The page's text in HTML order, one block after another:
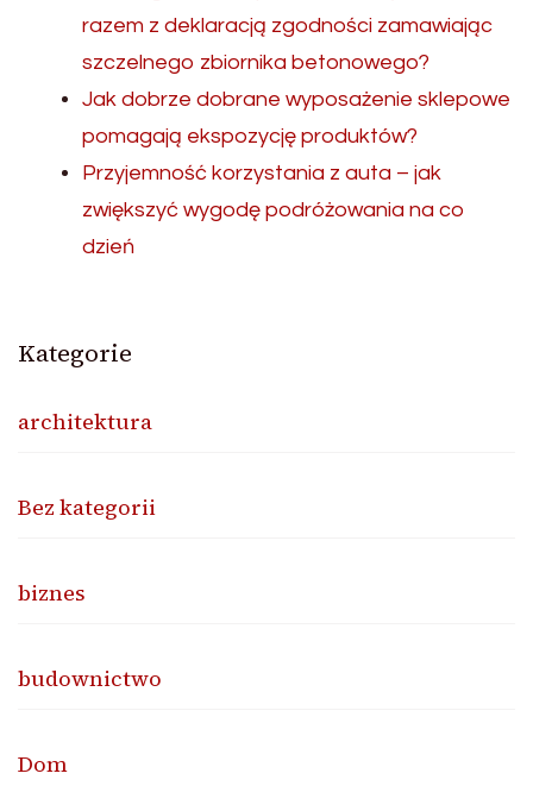
razem z deklaracją zgodności zamawiając
szczelnego zbiornika betonowego?
Jak dobrze dobrane wyposażenie sklepowe
pomagają ekspozycję produktów?
Przyjemność korzystania z auta – jak
zwiększyć wygodę podróżowania na co
dzień
Kategorie
architektura
Bez kategorii
biznes
budownictwo
Dom